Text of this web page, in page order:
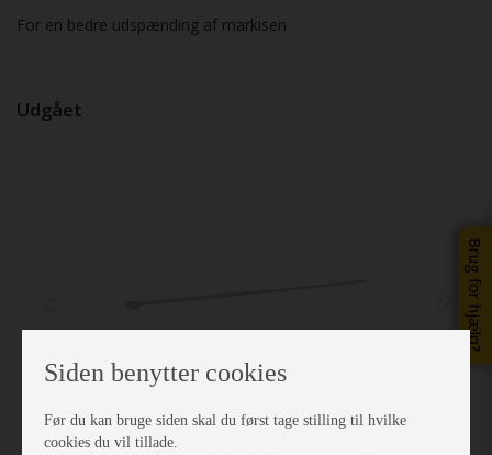
Brug for hjælp?
For en bedre udspænding af markisen
Udgået
Siden benytter cookies
Før du kan bruge siden skal du først tage stilling til hvilke
cookies du vil tillade.